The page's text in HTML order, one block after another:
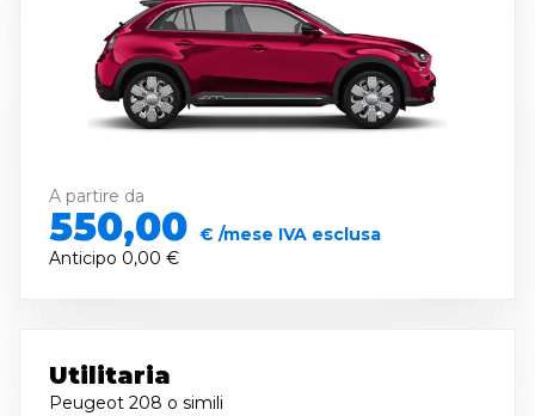
A partire da
550,00 € /mese IVA esclusa
Anticipo 0,00 €
Utilitaria
Peugeot 208 o simili